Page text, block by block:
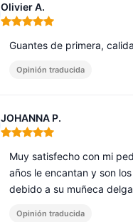
Olivier A.
Nota: 5 de 5
Guantes de primera,
Opinión traducida
JOHANNA P.
Nota: 5 de 5
Muy satisfecho con mi
años le encantan y son
debido a su muñeca
Opinión traducida